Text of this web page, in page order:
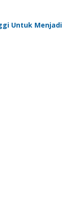
Untuk Menjadi